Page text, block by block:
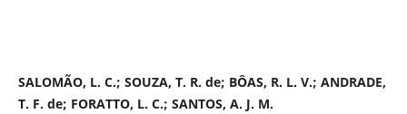
SALOMÃO, L. C.; SOUZA, T. R. de; BÔAS, R. L. V.; ANDRADE,
T. F. de; FORATTO, L. C.; SANTOS, A. J. M.